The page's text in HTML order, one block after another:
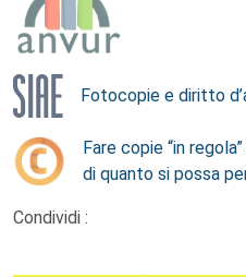
Fotocopie e diritto
Fare copie “in
di quanto si possa
Condividi :